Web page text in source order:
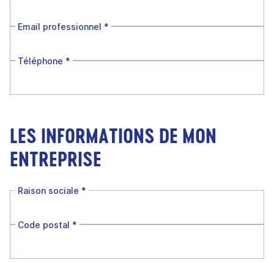
Email professionnel *
Téléphone *
LES INFORMATIONS DE MON
ENTREPRISE
Raison sociale *
Code postal *